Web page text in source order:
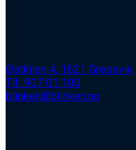
Østkilen 4, 1621 Gressvik
Tlf. 907 01 100
blinken@blinken.no